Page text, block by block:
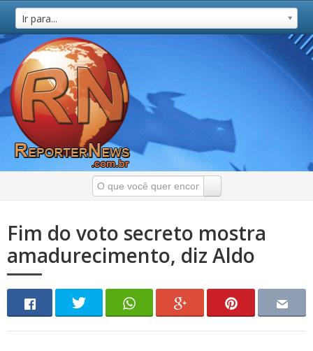
Ir para...
Fim do voto secreto mostra
amadurecimento, diz Aldo